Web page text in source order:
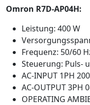
Omron R7D-AP04H:
Leistung: 400 W
Frequenz: 50/60
Steuerung: Puls-
AC-INPUT 1PH
AC-OUTPUT 3PH
OPERATING